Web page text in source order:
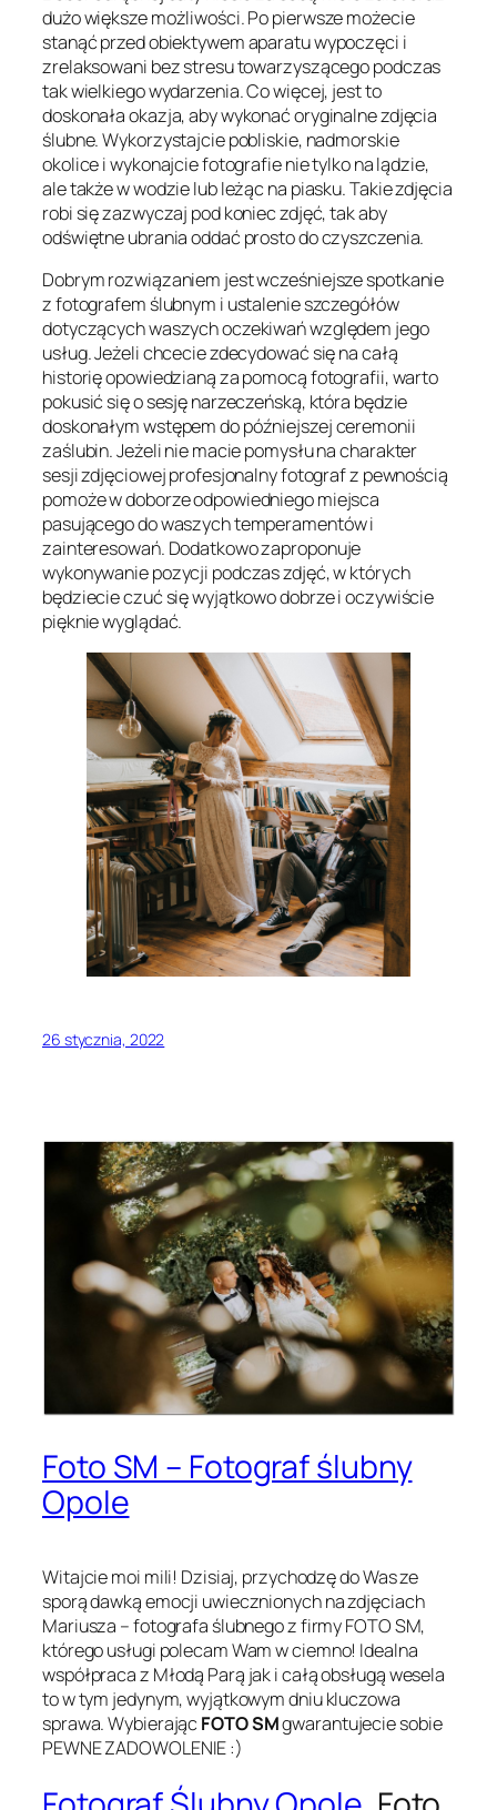
dużo większe możliwości. Po pierwsze możecie
stanąć przed obiektywem aparatu wypoczęci i
zrelaksowani bez stresu towarzyszącego podczas
tak wielkiego wydarzenia. Co więcej, jest to
doskonała okazja, aby wykonać oryginalne zdjęcia
ślubne. Wykorzystajcie pobliskie, nadmorskie
okolice i wykonajcie fotografie nie tylko na lądzie,
ale także w wodzie lub leżąc na piasku. Takie zdjęcia
robi się zazwyczaj pod koniec zdjęć, tak aby
odświętne ubrania oddać prosto do czyszczenia.
Dobrym rozwiązaniem jest wcześniejsze spotkanie
z fotografem ślubnym i ustalenie szczegółów
dotyczących waszych oczekiwań względem jego
usług. Jeżeli chcecie zdecydować się na całą
historię opowiedzianą za pomocą fotografii, warto
pokusić się o sesję narzeczeńską, która będzie
doskonałym wstępem do późniejszej ceremonii
zaślubin. Jeżeli nie macie pomysłu na charakter
sesji zdjęciowej profesjonalny fotograf z pewnością
pomoże w doborze odpowiedniego miejsca
pasującego do waszych temperamentów i
zainteresowań. Dodatkowo zaproponuje
wykonywanie pozycji podczas zdjęć, w których
będziecie czuć się wyjątkowo dobrze i oczywiście
pięknie wyglądać.
26 stycznia, 2022
Foto SM – Fotograf ślubny
Opole
Witajcie moi mili! Dzisiaj, przychodzę do Was ze
sporą dawką emocji uwiecznionych na zdjęciach
Mariusza – fotografa ślubnego z firmy FOTO SM,
którego usługi polecam Wam w ciemno! Idealna
współpraca z Młodą Parą jak i całą obsługą wesela
to w tym jedynym, wyjątkowym dniu kluczowa
sprawa. Wybierając FOTO SMgwarantujecie sobie
PEWNE ZADOWOLENIE :)